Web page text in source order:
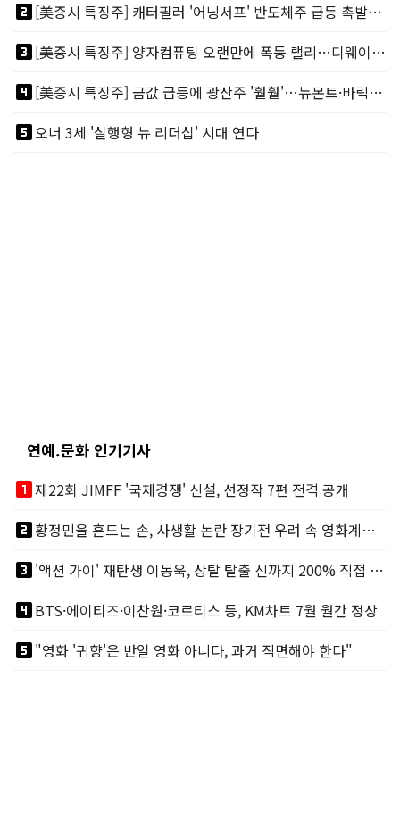
looks_two
[美증시 특징주] 캐터필러 '어닝서프' 반도체주 급등 촉발…"AI 데이터센터 건설 강력"
looks_3
[美증시 특징주] 양자컴퓨팅 오랜만에 폭등 랠리…디웨이브·아이온큐 주도
looks_4
[美증시 특징주] 금값 급등에 광산주 '훨훨'…뉴몬트·바릭마이닝 주도
looks_5오너 3세 '실행형 뉴 리더십' 시대 연다
연예.문화 인기기사
looks_one제22회 JIMFF '국제경쟁' 신설, 선정작 7편 전격 공개
looks_two
황정민을 흔드는 손, 사생활 논란 장기전 우려 속 영화계도 리스크
looks_3
'액션 가이' 재탄생 이동욱, 상탈 탈출 신까지 200% 직접 소화
looks_4BTS·에이티즈·이찬원·코르티스 등, KM차트 7월 월간 정상
looks_5"영화 '귀향'은 반일 영화 아니다, 과거 직면해야 한다"